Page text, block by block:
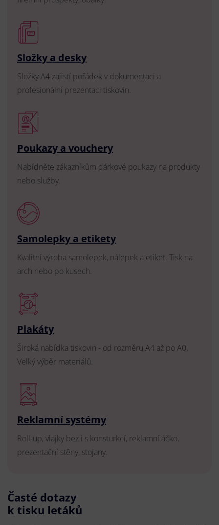
Složky a desky
Složky A4 zajistí pořádek v dokumentaci a
profesionální prezentaci tiskovin.
Poukazy a vouchery
Nabídněte zákazníkům dárkové poukazy na produkty
nebo služby.
Samolepky a etikety
Kvalitní výroba samolepek, nálepek a etiket. Tisk na
arch nebo po kusech.
Plakáty
Široká nabídka tiskovin - od rozměru A4 až po A0.
Velký výběr materiálů.
Reklamní systémy
Roll-up, vlajky bez i s konsturkcí, reklamní áčko,
prezentační stěny, stojany.
Časté dotazy
k tisku letáků